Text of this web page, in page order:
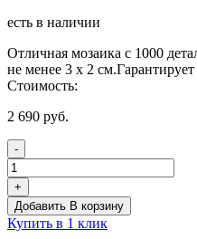
есть в наличии
Отличная мозаика с 1000
не менее 3 х 2 см.Гарантирует
Стоимость:
2 690 руб.
-
Количество
товара
PLAYMAIS®
БАЗОВЫЙ
1000
+
Добавить В корзину
Купить в 1 клик